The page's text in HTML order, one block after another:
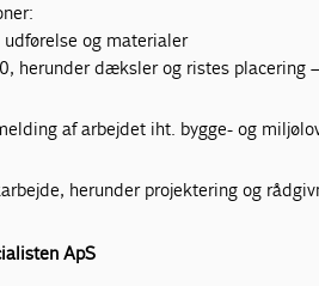
og materialer
herunder dæksler og ristes placering
af arbejdet iht. bygge- og
herunder projektering og
ApS